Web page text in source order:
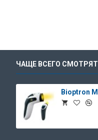
ЧАЩЕ ВСЕГО СМОТРЯТ